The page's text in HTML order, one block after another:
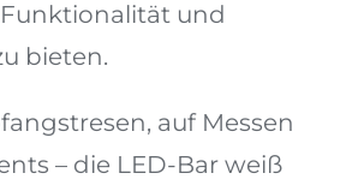
und
bieten.
auf Messen
– die LED-Bar weiß